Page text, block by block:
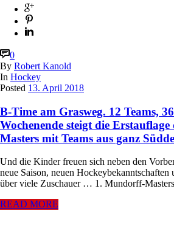
0
By Robert Kanold
In Hockey
Posted 13. April 2018
B-Time am Grasweg. 12 Teams,
Wochenende steigt die
Masters mit Teams aus ganz
Und die Kinder freuen sich neben den
neue Saison, neuen Hockeybekanntschaften
über viele Zuschauer … 1. Mundorff-
READ MORE